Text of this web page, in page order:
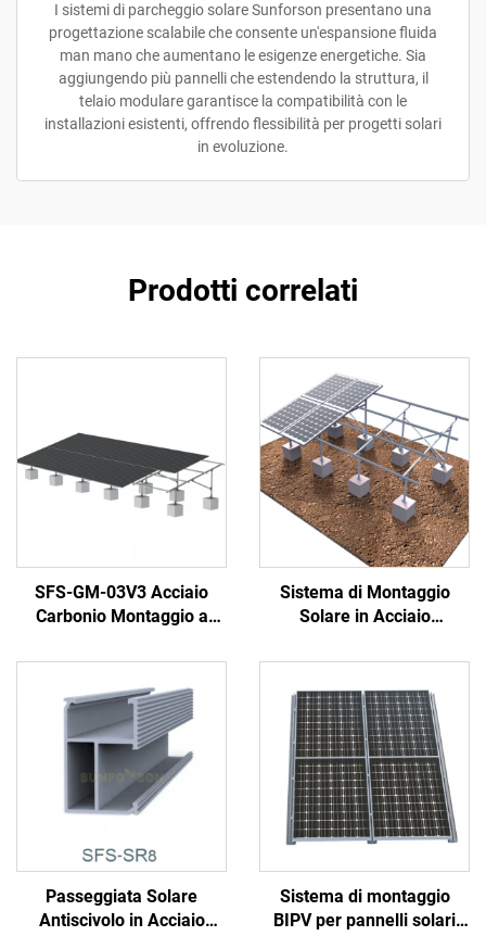
I sistemi di parcheggio solare Sunforson presentano una
progettazione scalabile che consente un'espansione fluida
man mano che aumentano le esigenze energetiche. Sia
aggiungendo più pannelli che estendendo la struttura, il
telaio modulare garantisce la compatibilità con le
installazioni esistenti, offrendo flessibilità per progetti solari
in evoluzione.
Prodotti correlati
SFS-GM-03V3 Acciaio
Carbonio Montaggio a
Sistema di Montaggio
Solare in Acciaio
Passeggiata Solare
Antiscivolo in Acciaio
Sistema di montaggio
BIPV per pannelli solari